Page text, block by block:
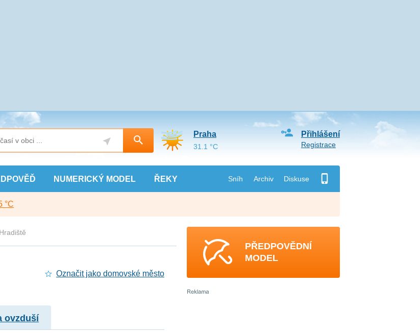
NUMERICKÝ MODEL ŘEKY Sníh Archiv Diskuse
Přihlášení
Registrace
Praha
31.1 °C
°C
Označit jako domovské město
ovzduší
PŘEDPOVĚDNÍ
MODEL